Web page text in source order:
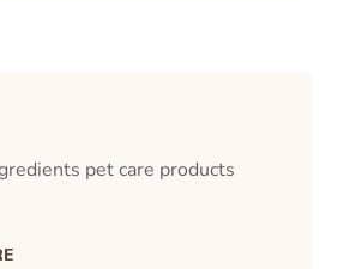
pet care products